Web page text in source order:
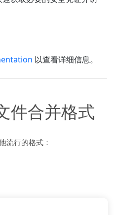
以查看详细信息。
件合并格式
流行的格式：